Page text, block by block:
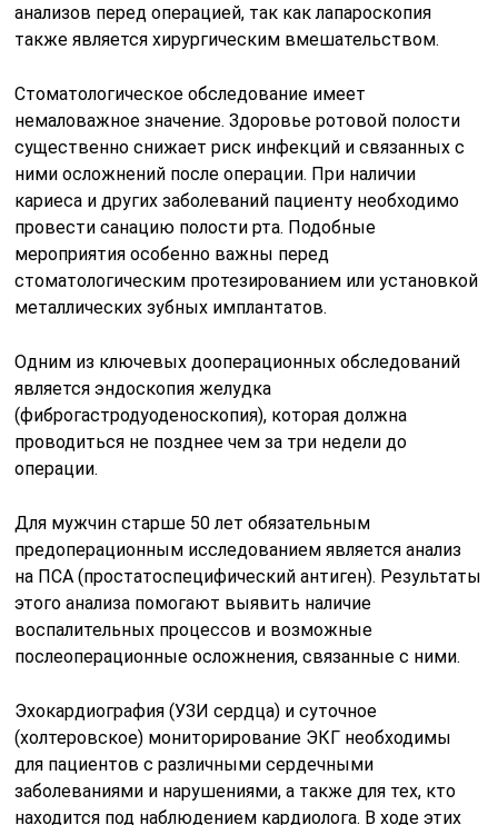
анализов перед операцией, так как лапароскопия
также является хирургическим вмешательством.
Стоматологическое обследование имеет
немаловажное значение. Здоровье ротовой полости
существенно снижает риск инфекций и связанных с
ними осложнений после операции. При наличии
кариеса и других заболеваний пациенту необходимо
провести санацию полости рта. Подобные
мероприятия особенно важны перед
стоматологическим протезированием или установкой
металлических зубных имплантатов.
Одним из ключевых дооперационных обследований
является эндоскопия желудка
(фиброгастродуоденоскопия), которая должна
проводиться не позднее чем за три недели до
операции.
Для мужчин старше 50 лет обязательным
предоперационным исследованием является анализ
на ПСА (простатоспецифический антиген). Результаты
этого анализа помогают выявить наличие
воспалительных процессов и возможные
послеоперационные осложнения, связанные с ними.
Эхокардиография (УЗИ сердца) и суточное
(холтеровское) мониторирование ЭКГ необходимы
для пациентов с различными сердечными
заболеваниями и нарушениями, а также для тех, кто
находится под наблюдением кардиолога. В ходе этих